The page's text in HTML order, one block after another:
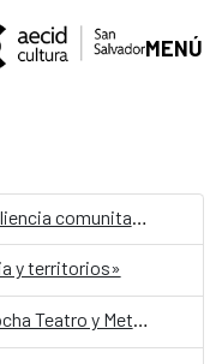
MENÚ
y territorios»
«Nada/Dura/Siempre», con La Bocha Teatro y Metafórica